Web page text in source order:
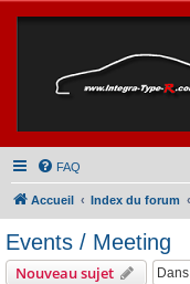
FAQ
Accueil Index du forum
Events / Meeting
Nouveau sujet